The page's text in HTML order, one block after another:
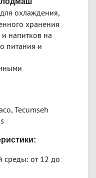
охлаждения,
хранения
напитков на
питания и
Tecumseh
среды: от 12 до